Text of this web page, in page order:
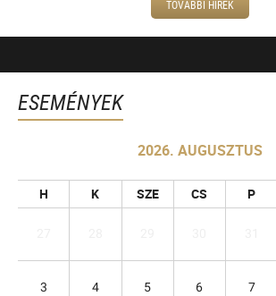
TOVÁBBI HÍREK
ESEMÉNYEK
2026. AUGUSZTUS
H K SZE CS P
3 4 5 6 7